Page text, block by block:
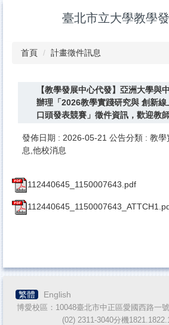
臺北市立大學教學
首頁 計畫徵件訊息
【教學發展中心代發】亞洲大學與
辦理「2026教學實踐研究與 創新
口頭發表競賽」徵件資訊，歡迎教師
發佈日期 : 2026-05-21 公告分類 : 教學
息,他校消息
112440645_1150007643.pdf
繁體 English
博愛校區：10048臺北市中正區愛國西路一
(02) 2311-3040分機